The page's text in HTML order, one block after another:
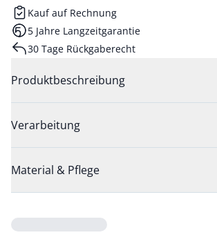
Kauf auf Rechnung
5 Jahre Langzeitgarantie
30 Tage Rückgaberecht
Produktbeschreibung
Verarbeitung
Material & Pflege